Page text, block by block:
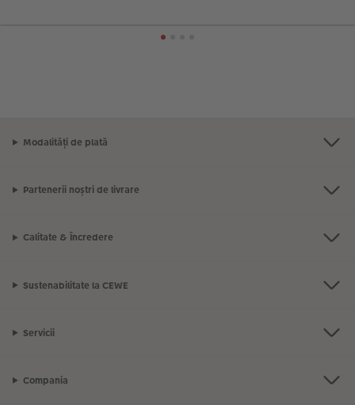
Modalități de plată
Partenerii noștri de livrare
Calitate & Încredere
Sustenabilitate la CEWE
Servicii
Compania